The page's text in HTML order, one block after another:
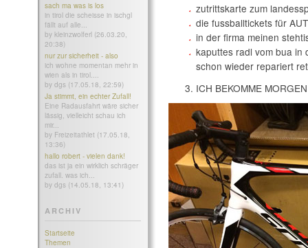
sach ma was is los
in tirol die scheisse in ischgl
fällt auf alle...
by kleinzwolferl (26.03.20,
20:38)
nur zur sicherheit - also
ich wohne momentan mehr in
wien als in tirol....
by dgs (17.05.18, 22:59)
Ja stimmt, ein echter Zufall!
Eine Radausfahrt wäre sicher
lässig, vielleicht schau ich
mir...
by Freizeitathlet (17.05.18,
13:36)
hallo robert - vielen dank!
das ist ja ein wirklich schräger
zufall. was ich...
by dgs (14.05.18, 13:41)
ARCHIV
Startseite
Themen
zutrittskarte zum
die fussballtickets für
in der firma meinen
kaputtes radl vom bua in
schon wieder repariert
ICH BEKOMME